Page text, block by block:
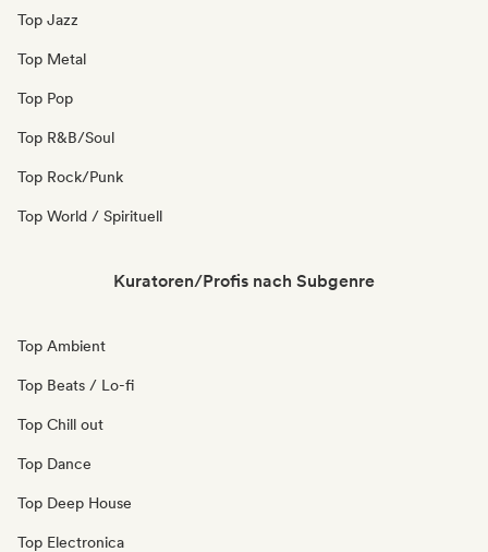
Top Jazz
Top Metal
Top Pop
Top R&B/Soul
Top Rock/Punk
Top World / Spirituell
Kuratoren/Profis nach Subgenre
Top Ambient
Top Beats / Lo-fi
Top Chill out
Top Dance
Top Deep House
Top Electronica